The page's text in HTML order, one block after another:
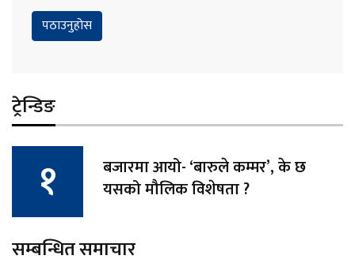
ट्रेन्डिङ
बजारमा आयो- ‘बारुले कम्मर’, के छ
यसको मौलिक विशेषता ?
सम्बन्धित समाचार